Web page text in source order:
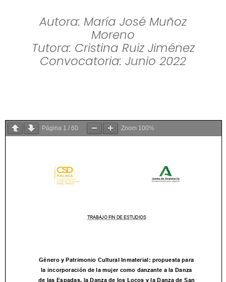
Autora: María José Muñoz
Moreno
Tutora: Cristina Ruiz Jiménez
Convocatoria: Junio 2022
Página 1 / 60 Zoom 100%